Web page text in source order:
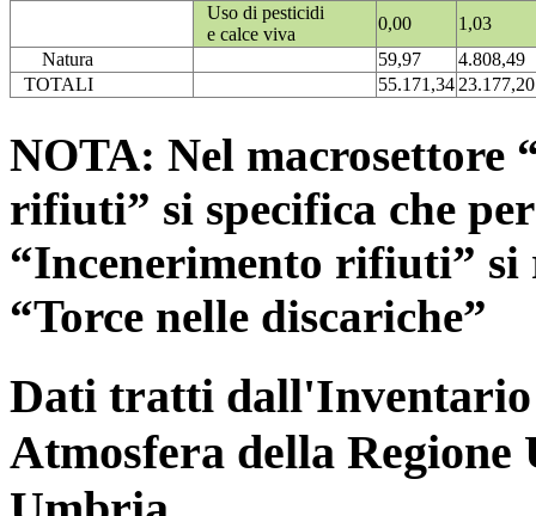
Uso di pesticidi
e calce viva
0,00
1,03
Natura
59,97
4.808,49
TOTALI
55.171,3423.177,20
NOTA: Nel macrosettore
rifiuti” si specifica che
“Incenerimento rifiuti”
“Torce nelle discariche”
Dati tratti dall'Inventario
Atmosfera della